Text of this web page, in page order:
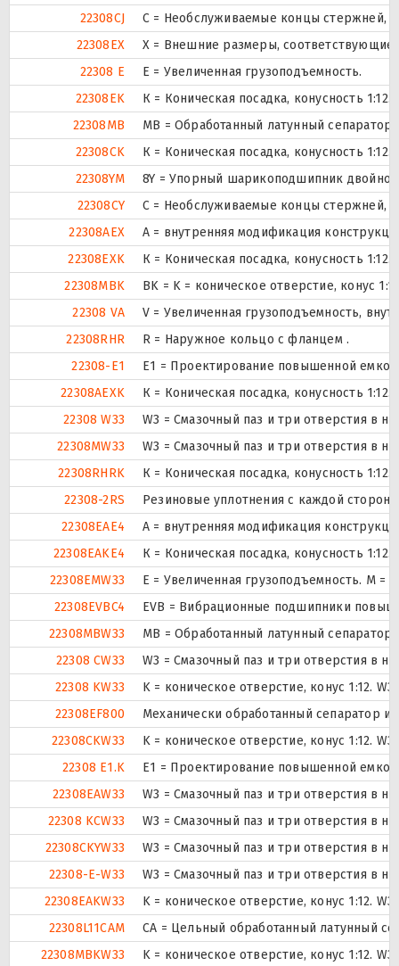
22308CJ
С = Необслуживаемые концы стержней,
22308EX
X = Внешние размеры, соответствующие
22308 E
Е = Увеличенная грузоподъемность.
22308EK
К = Коническая посадка, конусность 1:12.
22308MB
MB = Обработанный латунный
22308CK
К = Коническая посадка, конусность 1:12.
22308YM
8Y = Упорный шарикоподшипник
22308CY
С = Необслуживаемые концы стержней,
22308AEX
A = внутренняя модификация
22308EXK
К = Коническая посадка, конусность 1:12.
22308MBK
BK = K = коническое отверстие, конус
22308 VA
V = Увеличенная грузоподъемность,
22308RHR
R = Наружное кольцо с фланцем .
22308-E1
E1 = Проектирование повышенной
22308AEXK
К = Коническая посадка, конусность 1:12.
22308 W33
W3 = Смазочный паз и три отверстия в
22308MW33
W3 = Смазочный паз и три отверстия в
22308RHRK
К = Коническая посадка, конусность 1:12.
22308-2RS
Резиновые уплотнения с каждой
22308EAE4
A = внутренняя модификация
22308EAKE4
К = Коническая посадка, конусность 1:12.
22308EMW33
E = Увеличенная грузоподъемность. М
22308EVBC4
EVB = Вибрационные подшипники
22308MBW33
MB = Обработанный латунный
22308 CW33
W3 = Смазочный паз и три отверстия в
22308 KW33
K = коническое отверстие, конус 1:12.
22308EF800
Механически обработанный сепаратор
22308CKW33
K = коническое отверстие, конус 1:12.
22308 E1.K
E1 = Проектирование повышенной
22308EAW33
W3 = Смазочный паз и три отверстия в
22308 KCW33
W3 = Смазочный паз и три отверстия в
22308CKYW33
W3 = Смазочный паз и три отверстия в
22308-E-W33
W3 = Смазочный паз и три отверстия в
22308EAKW33
K = коническое отверстие, конус 1:12.
22308L11CAM
CA = Цельный обработанный латунный
22308MBKW33
K = коническое отверстие, конус 1:12.